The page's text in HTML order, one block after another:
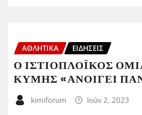
ΑΘΛΗΤΙΚΑ ΕΙΔΗΣΕΙΣ
Ο ΙΣΤΙΟΠΛΟΪΚΟΣ
ΚΥΜΗΣ «ΑΝΟΙΓΕΙ
kimiforum Ιούν 2, 2023